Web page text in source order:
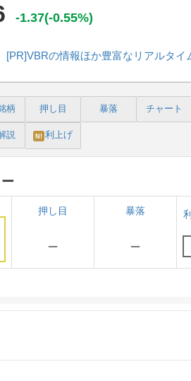
-1.37(-0.55%)
[PR]VBRの情報ほか豊富なリアルタイ
柄 押し目 暴落 チャート
説 N! 利上げ
押し目
－
暴落
－